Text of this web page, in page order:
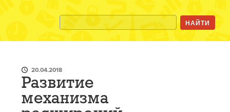
20.04.2018
Развитие
механизма